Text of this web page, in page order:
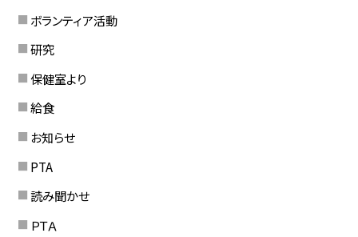
ボランティア活動
研究
保健室より
給食
お知らせ
PTA
読み聞かせ
ＰＴＡ